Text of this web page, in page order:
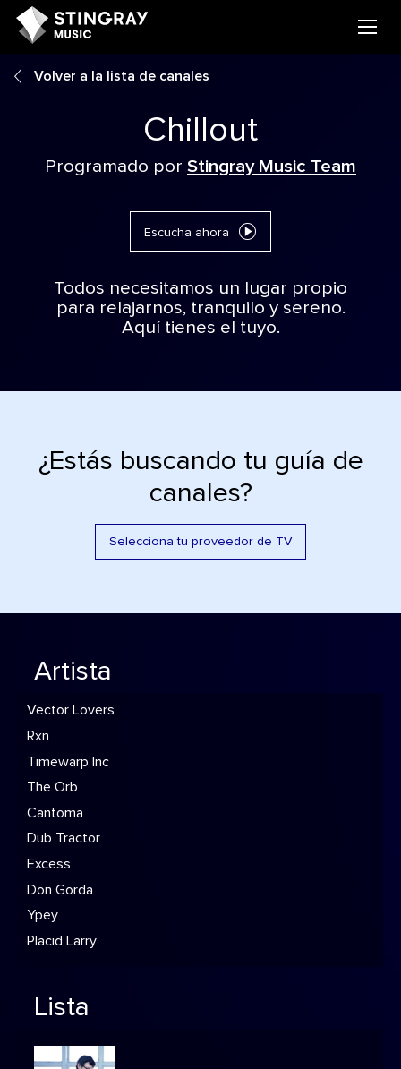
Volver a la lista de canales
Chillout
Programado por Stingray Music Team
Escucha ahora
Todos necesitamos un lugar propio
para relajarnos, tranquilo y sereno.
Aquí tienes el tuyo.
¿Estás buscando tu guía de
canales?
Selecciona tu proveedor de TV
Artista
Vector Lovers
Rxn
Timewarp Inc
The Orb
Cantoma
Dub Tractor
Excess
Don Gorda
Ypey
Placid Larry
Lista